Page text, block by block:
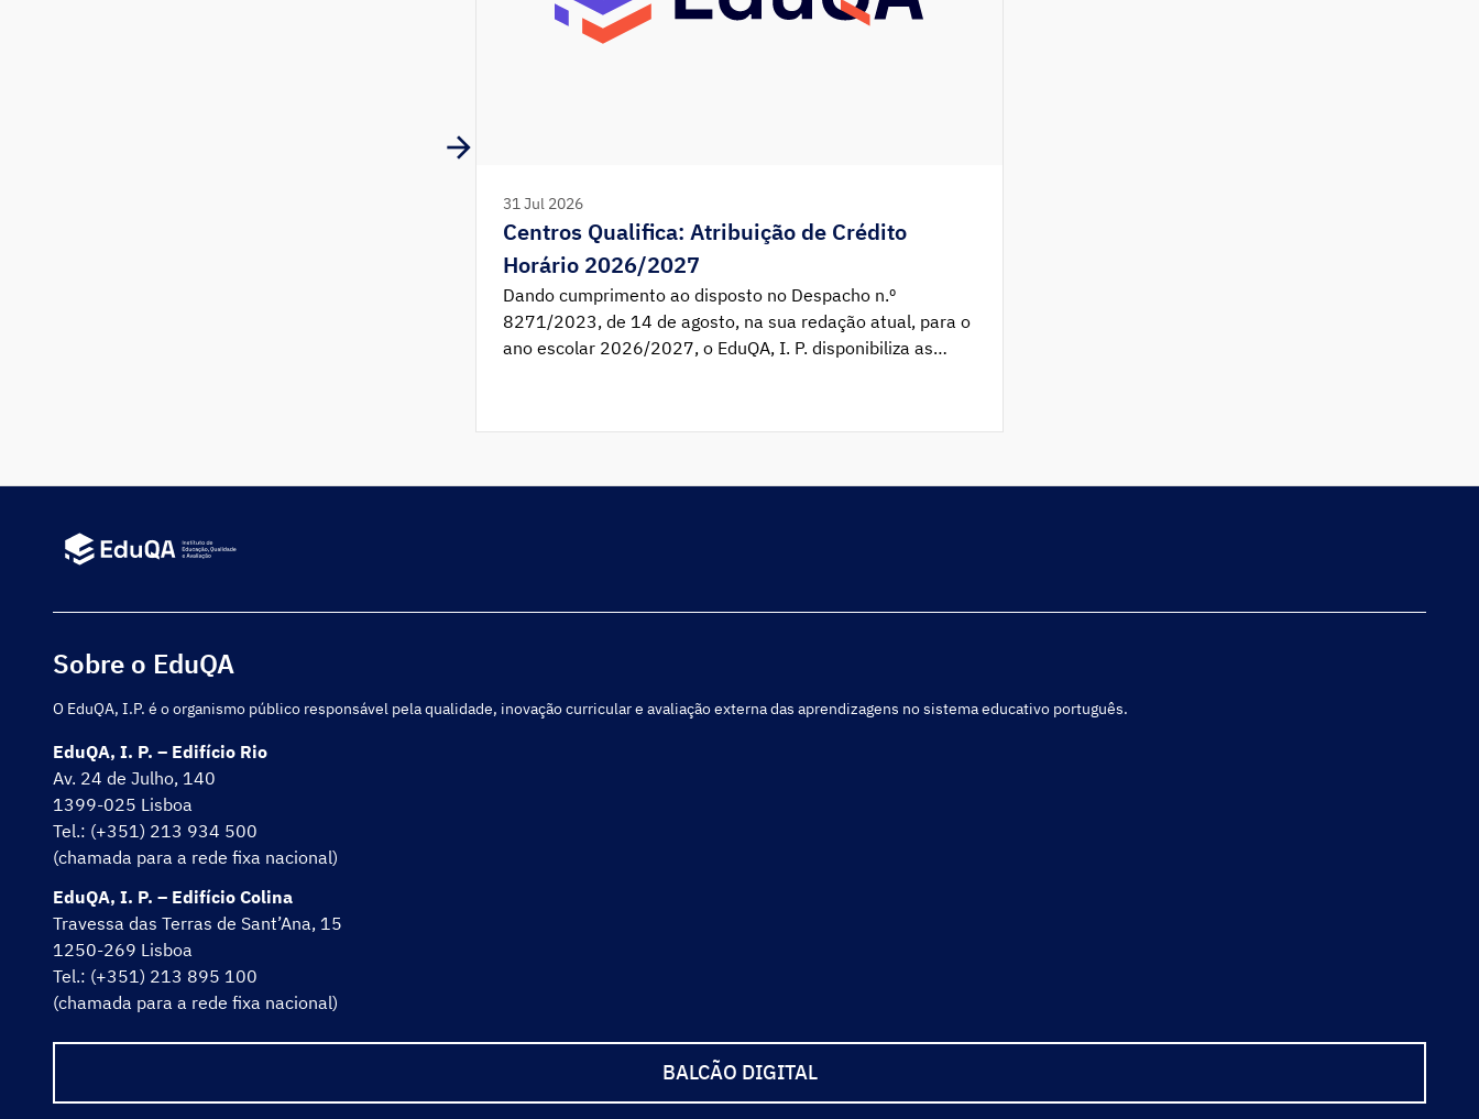
31 Jul 2026
Centros Qualifica: Atribuição de Crédito
Horário 2026/2027
Dando cumprimento ao disposto no Despacho n.º
8271/2023, de 14 de agosto, na sua redação atual, para o
ano escolar 2026/2027, o EduQA, I. P. disponibiliza as
agrupamentos de escolas e escolas não agrupadas
Sobre o EduQA
O EduQA, I.P. é o organismo público responsável pela qualidade, inovação curricular e avaliação externa das aprendizagens no sistema educativo português.
EduQA, I. P. – Edifício Rio
Av. 24 de Julho, 140
1399-025 Lisboa
Tel.: (+351) 213 934 500
(chamada para a rede fixa nacional)
EduQA, I. P. – Edifício Colina
Travessa das Terras de Sant’Ana, 15
1250-269 Lisboa
Tel.: (+351) 213 895 100
(chamada para a rede fixa nacional)
BALCÃO DIGITAL